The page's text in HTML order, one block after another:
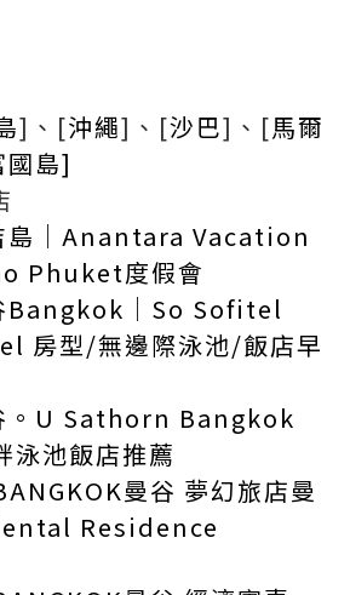
]、[沖繩]、[沙巴]、[馬爾
島]
島｜Anantara Vacation
Phuket度假會
Bangkok｜So Sofitel
房型/無邊際泳池/飯店早
。U Sathorn Bangkok
池飯店推薦
曼谷 夢幻旅店曼
Residence